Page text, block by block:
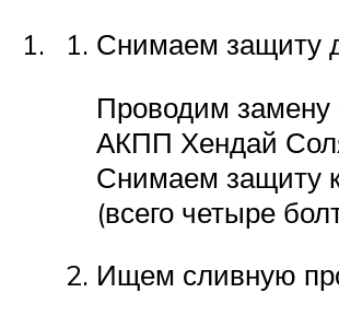
Снимаем защиту
Проводим замену
АКПП Хендай
Снимаем защиту
(всего четыре
Ищем сливную